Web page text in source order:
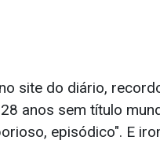
site do diário,
anos sem título
episódico". E